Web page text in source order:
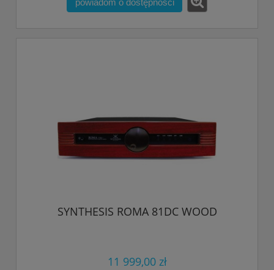
powiadom o dostępności
SYNTHESIS ROMA 81DC WOOD
11 999,00 zł